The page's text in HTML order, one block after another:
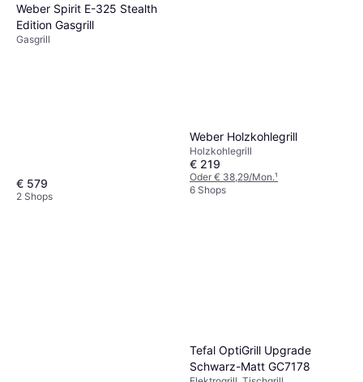
Weber Spirit E-325 Stealth
Edition Gasgrill
Gasgrill
€ 579
2 Shops
Weber Holzkohlegrill
Holzkohlegrill
€ 219
Oder € 38,29/Mon.¹
6 Shops
Tefal OptiGrill Upgrade
Schwarz-Matt GC7178